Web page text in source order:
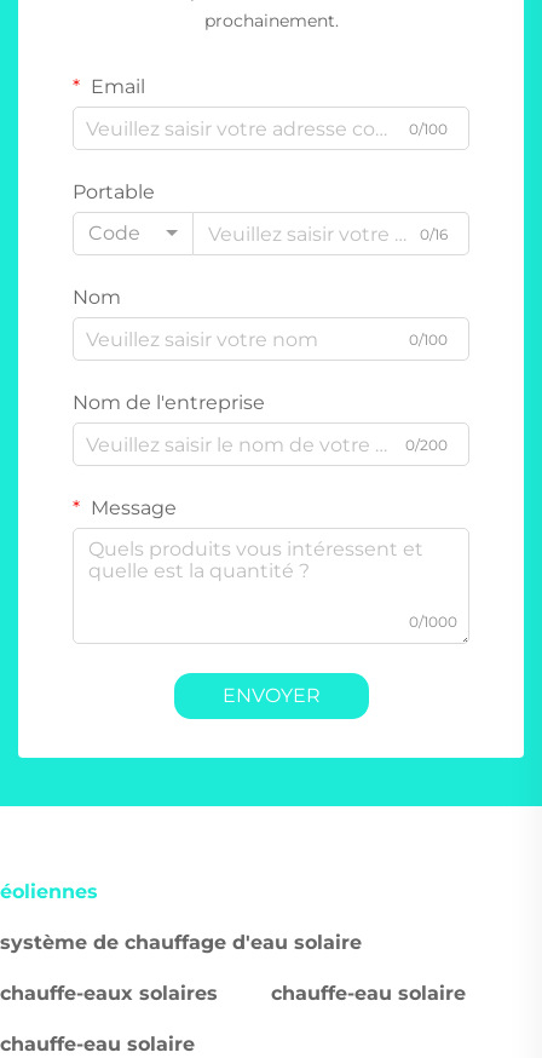
prochainement.
Email
0/100
Portable
Code
0/16
Nom
0/100
Nom de l'entreprise
0/200
Message
0/1000
ENVOYER
éoliennes
système de chauffage d'eau solaire
chauffe-eaux solaires chauffe-eau solaire
chauffe-eau solaire